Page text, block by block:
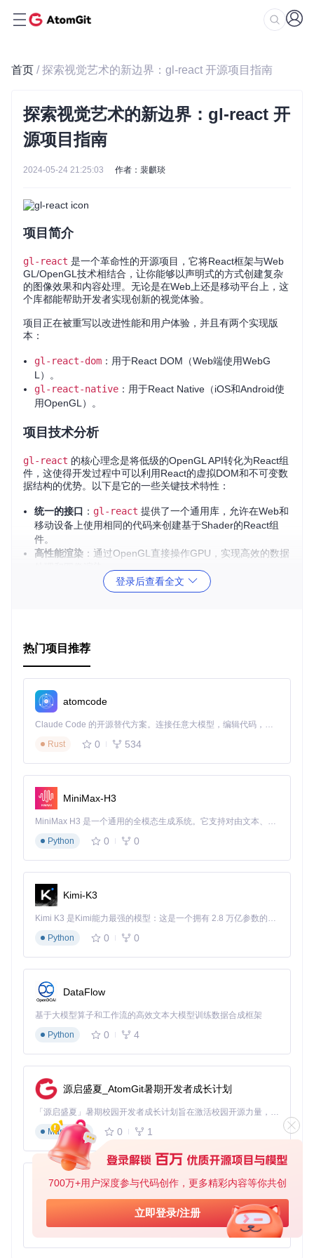
700万+用户深度参与代码创作，更多精彩内容等你共创
立即登录/注册
首页 / 探索视觉艺术的新边界：gl-react 开源项目指南
探索视觉艺术的新边界：gl-react 开
源项目指南
2024-05-24 21:25:03 作者：裴麒琰
项目简介
gl-react 是一个革命性的开源项目，它将React框架与Web
GL/OpenGL技术相结合，让你能够以声明式的方式创建复杂
的图像效果和内容处理。无论是在Web上还是移动平台上，这
个库都能帮助开发者实现创新的视觉体验。
项目正在被重写以改进性能和用户体验，并且有两个实现版
本：
gl-react-dom ：用于React DOM（Web端使用WebG
L）。
gl-react-native ：用于React Native（iOS和Android使
用OpenGL）。
项目技术分析
gl-react 的核心理念是将低级的OpenGL API转化为React组
件，这使得开发过程中可以利用React的虚拟DOM和不可变数
据结构的优势。以下是它的一些关键技术特性：
统一的接口 ： gl-react 提供了一个通用库，允许在Web和
移动设备上使用相同的代码来创建基于Shader的React组
件。
高性能渲染 ：通过OpenGL直接操作GPU，实现高效的数据
：React式的错误处理，以及LiveReload支持，
为实验和调试Shader提供便利。
理。
应用场景
gl-react
对图像应用高级滤镜效果。
在视频流或canvas内容上实时添加特效。
创建跨平台的图像处理应用。
项目特点
React范式
：遵循React的组件化思想，易于理解和复用代
易维护性：由于其面向对象的设计，即使在低级的图形API
可扩展性：可以通过组合不同的Shader节点实现复杂的多
阶段渲染流程。
社区支持：拥有丰富的示例代码和活跃的社区，你可以在
这里找到灵感并贡献自己的作品。
示例展示
来看看以下例子，感受一下gl-react的强大功能：
查看完整示例及代码，请访问项目文档和在线Demo。
要开始你的项目，只需运行：
然后，参考官方文档和示例代码，快速上手你的第一个Shader
组件。
Gitbook 文档|GitHub 仓库|在线Demo|gl-react-dom |gl
-react-native
让我们一起探索gl-react打造的无限可能，将视觉艺术提升
登录后查看全文
热门项目推荐
atomcode
Claude Code 的开源替代方案。连接任意大模型，编辑代码，运行命令，自动验证 — 全自动执行。用 Rust 构建，极致性能。 ｜ An open-source alternative to Claude Code. Connect any LLM, edit code, run commands, and verify changes — autonomously. Built in Rust for speed. Get Started
Rust
0 534
MiniMax-H3
MiniMax H3 是一个通用的全模态生成系统。它支持对由文本、图像、视频和音频组成的多模态上下文进行统一理解，并能生成分辨率高达 2K、时长可达 15 秒的带原生立体声音频的视频。得益于面向任务泛化的系统设计，H3 在预训练阶段就已具备广泛的多模态上下文理解与生成能力，能够出色地执行复杂的多模态指令。
Python
0 0
Kimi-K3
Kimi K3 是Kimi能力最强的模型：这是一个拥有 2.8 万亿参数的混合专家（MoE）模型，具备原生视觉理解能力，并支持 100 万 token 的上下文窗口。
Python
0 0
DataFlow
基于大模型算子和工作流的高效文本大模型训练数据合成框架
Python
0 4
源启盛夏_AtomGit暑期开发者成长计划
「源启盛夏」暑期校园开发者成长计划旨在激活校园开源力量，通过积分激励、认证扶持、资源倾斜等形式，引导高校组织和开发者完成「入驻 — 建项目 — 做贡献 — 获认证 — 得资源」的完整闭环。无论你是想带领社团入驻平台的组织者，还是希望用代码贡献证明自己的开发者，都能在这里找到属于你的成长路径。
Markdown
0 1
py-xiaozhi
基于Python的Xiaozhi AI，适用于想要完整Xiaozhi体验而无需拥有专用硬件的用户。
Python
0 1